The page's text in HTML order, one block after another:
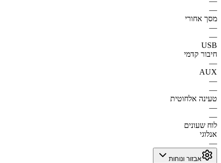
—
מסך אחורי
—
—
USB
חיבור קדמי
—
AUX
—
—
טעינה אלחוטית
—
—
לוח שעונים
אנלוגי
—
אבזור ונוחות